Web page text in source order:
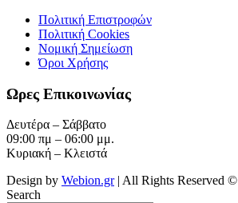
Πολιτική Επιστροφών
Πολιτική Cookies
Νομική Σημείωση
Όροι Χρήσης
Ωρες Επικοινωνίας
Δευτέρα – Σάββατο
09:00 πμ – 06:00 μμ.
Κυριακή – Κλειστά
Design by Webion.gr| All Rights Reserved ©
Search